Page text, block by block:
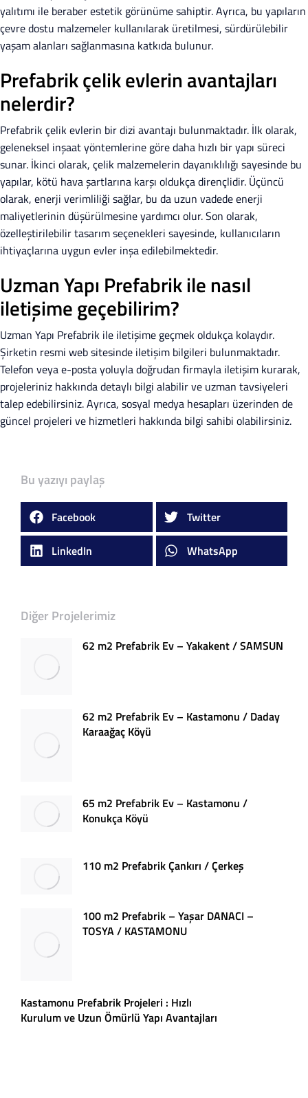
yalıtımı ile beraber estetik görünüme sahiptir. Ayrıca, bu yapıların
çevre dostu malzemeler kullanılarak üretilmesi, sürdürülebilir
yaşam alanları sağlanmasına katkıda bulunur.
Prefabrik çelik evlerin avantajları
nelerdir?
Prefabrik çelik evlerin bir dizi avantajı bulunmaktadır. İlk olarak,
geleneksel inşaat yöntemlerine göre daha hızlı bir yapı süreci
sunar. İkinci olarak, çelik malzemelerin dayanıklılığı sayesinde bu
yapılar, kötü hava şartlarına karşı oldukça dirençlidir. Üçüncü
olarak, enerji verimliliği sağlar, bu da uzun vadede enerji
maliyetlerinin düşürülmesine yardımcı olur. Son olarak,
özelleştirilebilir tasarım seçenekleri sayesinde, kullanıcıların
ihtiyaçlarına uygun evler inşa edilebilmektedir.
Uzman Yapı Prefabrik ile nasıl
iletişime geçebilirim?
Uzman Yapı Prefabrik ile iletişime geçmek oldukça kolaydır.
Şirketin resmi web sitesinde iletişim bilgileri bulunmaktadır.
Telefon veya e-posta yoluyla doğrudan firmayla iletişim kurarak,
projeleriniz hakkında detaylı bilgi alabilir ve uzman tavsiyeleri
talep edebilirsiniz. Ayrıca, sosyal medya hesapları üzerinden de
güncel projeleri ve hizmetleri hakkında bilgi sahibi olabilirsiniz.
Bu yazıyı paylaş
Facebook Twitter
LinkedIn WhatsApp
Diğer Projelerimiz
62 m2 Prefabrik Ev – Yakakent / SAMSUN
62 m2 Prefabrik Ev – Kastamonu / Daday
Karaağaç Köyü
65 m2 Prefabrik Ev – Kastamonu /
Konukça Köyü
110 m2 Prefabrik Çankırı / Çerkeş
100 m2 Prefabrik – Yaşar DANACI –
TOSYA / KASTAMONU
Kastamonu Prefabrik Projeleri : Hızlı
Kurulum ve Uzun Ömürlü Yapı Avantajları